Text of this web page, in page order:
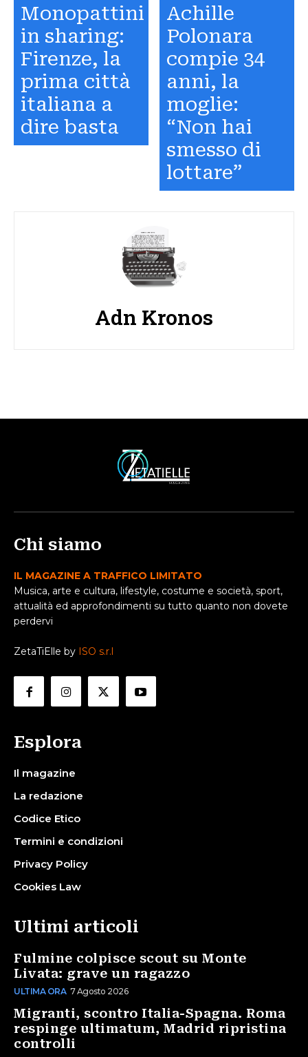
Monopattini
in sharing:
Firenze, la
prima città
italiana a
dire basta
Achille
Polonara
compie 34
anni, la
moglie:
“Non hai
smesso di
lottare”
Adn Kronos
Chi siamo
IL MAGAZINE A TRAFFICO LIMITATO
Musica, arte e cultura, lifestyle, costume e società, sport,
attualità ed approfondimenti su tutto quanto non dovete
perdervi
ZetaTiElle by ISO s.r.l
Esplora
Il magazine
La redazione
Codice Etico
Termini e condizioni
Privacy Policy
Cookies Law
Ultimi articoli
Fulmine colpisce scout su Monte
Livata: grave un ragazzo
ULTIMA ORA 7 Agosto 2026
Migranti, scontro Italia-Spagna. Roma
respinge ultimatum, Madrid ripristina
controlli